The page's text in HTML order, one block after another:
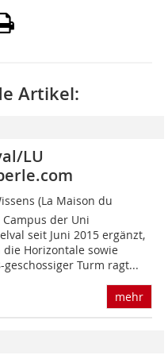
Artikel:
LU
(La Maison du
Campus der Uni
seit Juni 2015 ergänzt,
Horizontale sowie
geschossiger Turm ragt...
mehr